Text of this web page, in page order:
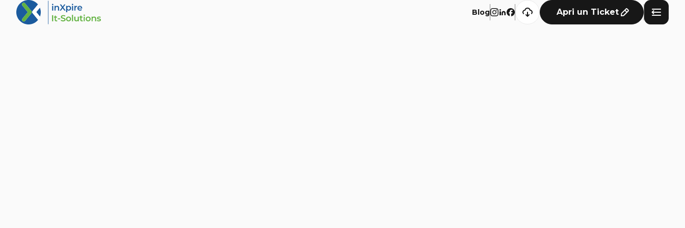
Blog Apri un Ticket